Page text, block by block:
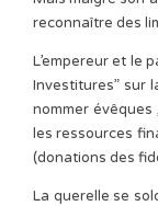
reconnaître des
L’empereur et le
Investitures” sur
nommer
les ressources
(donations des
La querelle se